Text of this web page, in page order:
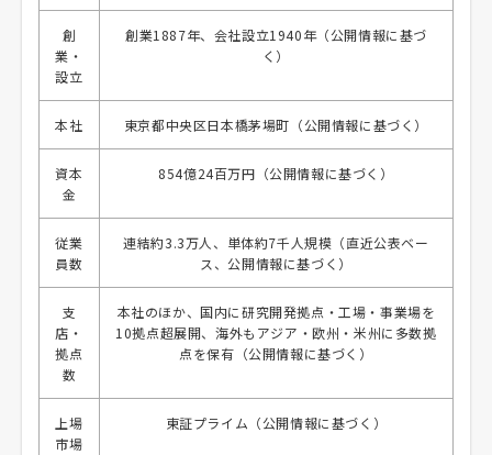
創
業・
設立
創業1887年、会社設立1940年（公開情報に基づ
く）
本社 東京都中央区日本橋茅場町（公開情報に基づく）
資本
金
854億24百万円（公開情報に基づく）
従業
員数
連結約3.3万人、単体約7千人規模（直近公表ベー
ス、公開情報に基づく）
支
店・
拠点
数
本社のほか、国内に研究開発拠点・工場・事業場を
10拠点超展開、海外もアジア・欧州・米州に多数拠
点を保有（公開情報に基づく）
上場
市場
東証プライム（公開情報に基づく）